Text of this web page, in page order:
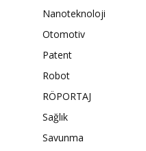
Nanoteknoloji
Otomotiv
Patent
Robot
RÖPORTAJ
Sağlık
Savunma